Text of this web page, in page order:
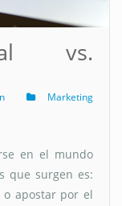
vs.
Marketing
en el mundo
que surgen es:
apostar por el